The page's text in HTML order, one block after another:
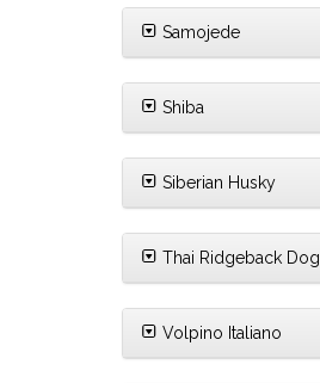
Samojede
Shiba
Siberian Husky
Thai Ridgeback Dog
Volpino Italiano